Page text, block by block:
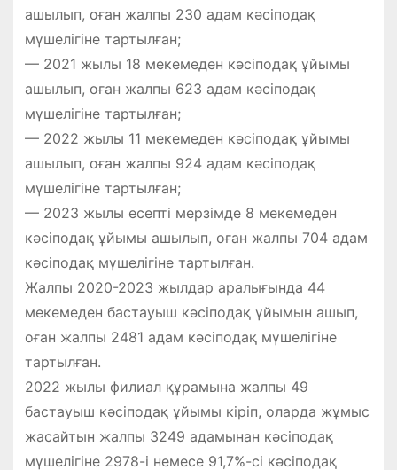
ашылып, оған жалпы 230 адам кәсіподақ
мүшелігіне тартылған;
— 2021 жылы 18 мекемеден кәсіподақ ұйымы
ашылып, оған жалпы 623 адам кәсіподақ
мүшелігіне тартылған;
— 2022 жылы 11 мекемеден кәсіподақ ұйымы
ашылып, оған жалпы 924 адам кәсіподақ
мүшелігіне тартылған;
— 2023 жылы есепті мерзімде 8 мекемеден
кәсіподақ ұйымы ашылып, оған жалпы 704 адам
кәсіподақ мүшелігіне тартылған.
Жалпы 2020-2023 жылдар аралығында 44
мекемеден бастауыш кәсіподақ ұйымын ашып,
оған жалпы 2481 адам кәсіподақ мүшелігіне
тартылған.
2022 жылы филиал құрамына жалпы 49
бастауыш кәсіподақ ұйымы кіріп, оларда жұмыс
жасайтын жалпы 3249 адамынан кәсіподақ
мүшелігіне 2978-і немесе 91,7%-сі кәсіподақ